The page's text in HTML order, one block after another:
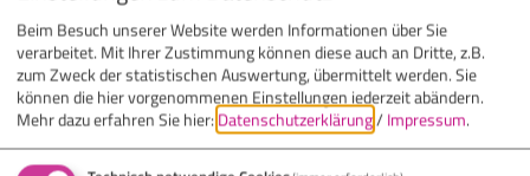
Visualisierung von CAD- und Kunst-Projekten
Beim Besuch unserer Website werden Informationen über Sie
verarbeitet. Mit Ihrer Zustimmung können diese auch an Dritte, z.B.
zum Zweck der statistischen Auswertung, übermittelt werden. Sie
können die hier vorgenommenen Einstellungen jederzeit abändern.
Mehr dazu erfahren Sie hier:Datenschutzerklärung/Impressum.